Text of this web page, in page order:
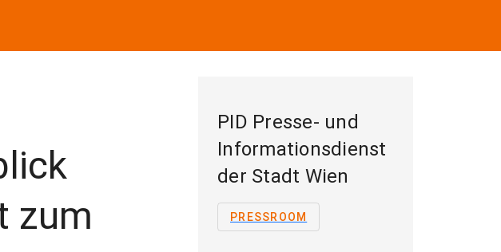
zum
PID Presse- und
Informationsdienst
der Stadt Wien
PRESSROOM